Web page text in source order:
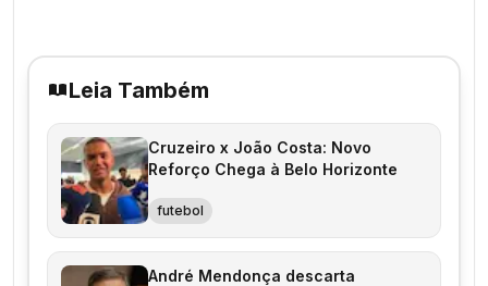
Leia Também
Cruzeiro x João Costa: Novo
Reforço Chega à Belo Horizonte
futebol
André Mendonça descarta